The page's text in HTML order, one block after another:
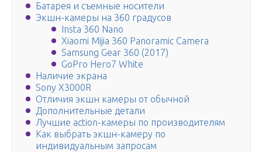
Батарея и съемные носители
Экшн-камеры на 360 градусов
Insta 360 Nano
Xiaomi Mijia 360 Panoramic Camera
Samsung Gear 360 (2017)
GoPro Hero7 White
Наличие экрана
Sony X3000R
Отличия экшн камеры от обычной
Дополнительные детали
Лучшие action-камеры по производителям
Как выбрать экшн-камеру по
индивидуальным запросам